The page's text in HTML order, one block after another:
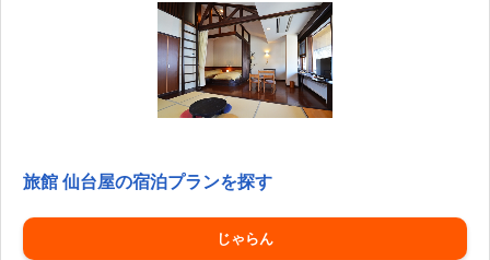
旅館 仙台屋の宿泊プランを探す
じゃらん